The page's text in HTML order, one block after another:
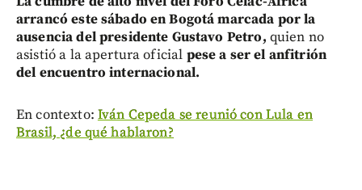
arrancó este sábado en Bogotá marcada por la
ausencia del presidente Gustavo Petro, quien no
asistió a la apertura oficial pese a ser el anfitrión
del encuentro internacional.
En contexto: Iván Cepeda se reunió con Lula en
Brasil, ¿de qué hablaron?